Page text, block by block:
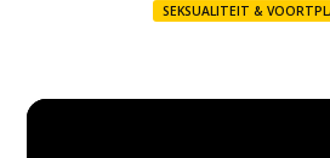
SEKSUALITEIT &